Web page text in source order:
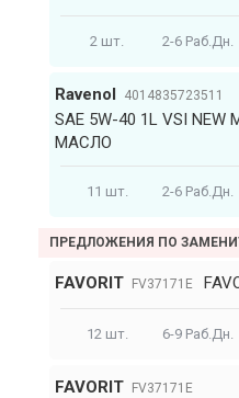
2 шт. 2-6 Раб.Дн.
Ravenol 4014835723511
SAE 5W-40 1L VSI
МАСЛО
11 шт. 2-6 Раб.Дн.
ПРЕДЛОЖЕНИЯ ПО
FAVORIT FV37171E
12 шт. 6-9 Раб.Дн.
FAVORIT FV37171E